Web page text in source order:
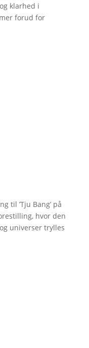
klarhed i
forud for
til ’Tju Bang’ på
hvor den
universer trylles